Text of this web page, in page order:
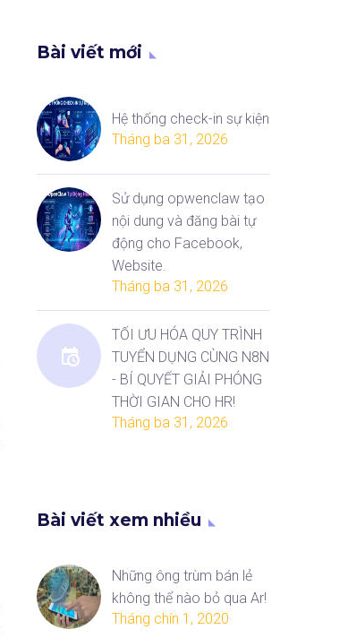
Bài viết mới
Hệ thống check-in sự kiện
Tháng ba 31, 2026
Sử dụng opwenclaw tạo
nội dung và đăng bài tự
động cho Facebook,
Website.
Tháng ba 31, 2026
TỐI ƯU HÓA QUY TRÌNH
TUYỂN DỤNG CÙNG N8N
- BÍ QUYẾT GIẢI PHÓNG
THỜI GIAN CHO HR!
Tháng ba 31, 2026
Bài viết xem nhiều
Những ông trùm bán lẻ
không thể nào bỏ qua Ar!
Tháng chín 1, 2020